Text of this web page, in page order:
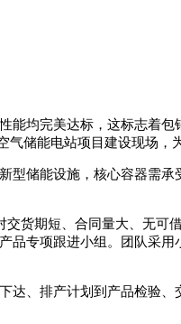
均完美达标，这标志着
储能电站项目建设现场，
储能设施，核心容器需
货期短、合同量大、无可
品专项跟进小组。团队采
、排产计划到产品检验